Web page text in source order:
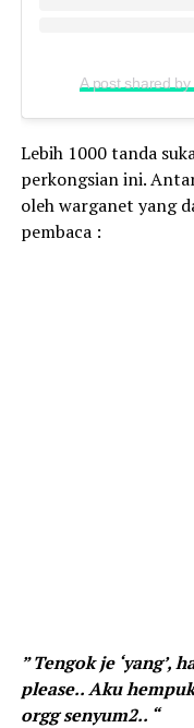
Lebih 1000 tanda
perkongsian ini.
oleh warganet yang
pembaca :
” Tengok je ‘yang’,
please.. Aku
orgg senyum2.. “